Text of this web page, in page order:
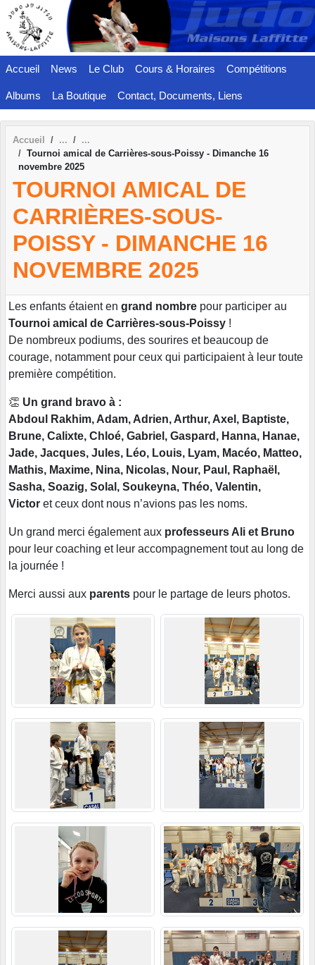
Accueil News Le Club Cours & Horaires Compétitions
Albums La Boutique Contact, Documents, Liens
Accueil
Tournoi amical de Carrières-sous-Poissy - Dimanche 16
novembre 2025
TOURNOI AMICAL DE
CARRIÈRES-SOUS-
POISSY - DIMANCHE 16
NOVEMBRE 2025
Les enfants étaient en grand nombre pour participer au
Tournoi amical de Carrières-sous-Poissy !
De nombreux podiums, des sourires et beaucoup de
courage, notamment pour ceux qui participaient à leur toute
première compétition.
👏 Un grand bravo à :
Abdoul Rakhim, Adam, Adrien, Arthur, Axel, Baptiste,
Brune, Calixte, Chloé, Gabriel, Gaspard, Hanna, Hanae,
Jade, Jacques, Jules, Léo, Louis, Lyam, Macéo, Matteo,
Mathis, Maxime, Nina, Nicolas, Nour, Paul, Raphaël,
Sasha, Soazig, Solal, Soukeyna, Théo, Valentin,
Victor et ceux dont nous n’avions pas les noms.
Un grand merci également aux professeurs Ali et Bruno
pour leur coaching et leur accompagnement tout au long de
la journée !
Merci aussi aux parents pour le partage de leurs photos.
Panneau de gestion des cookies